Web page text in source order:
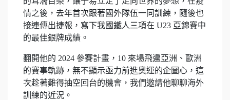
情之後，去年首次跟著國外隊伍一同訓練，隨後也
接連傳出捷報，寫下我國鐵人三項在 U23 亞錦賽中
的最佳銀牌成績。
翻開他的 2024 參賽計畫，10 來場飛遍亞洲、歐洲
的賽事軌跡，無不顯示亟力前進奧運的企圖心，這
次趁著難得抽空回台的機會，我們邀請他聊聊海外
訓練的近況。